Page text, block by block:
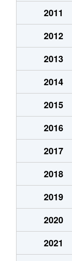
宇奈根
2011
2012
2013
2014
2015
2016
2017
2018
2019
2020
2021